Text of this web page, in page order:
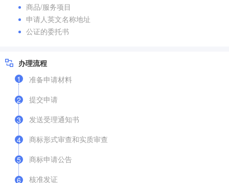
商品/服务项目
申请人英文名称地址
公证的委托书
办理流程
1
准备申请材料
2
提交申请
3
发送受理通知书
4
商标形式审查和实质审查
5
商标申请公告
6 核准发证